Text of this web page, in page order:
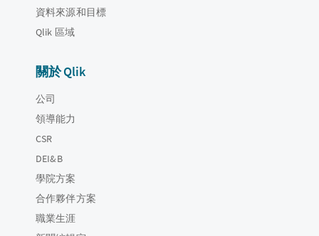
資料來源和目標
Qlik 區域
關於 Qlik
公司
領導能力
CSR
DEI&B
學院方案
合作夥伴方案
職業生涯